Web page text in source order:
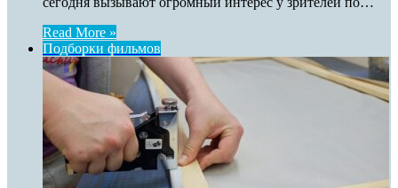
Read More »
Подборки фильмов